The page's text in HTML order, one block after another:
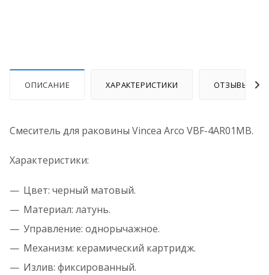
ОПИСАНИЕ ХАРАКТЕРИСТИКИ ОТЗЫВЫ
Смеситель для раковины Vincea Arco VBF-4AR01MB.
Характеристики:
Цвет: черный матовый.
Материал: латунь.
Управление: однорычажное.
Механизм: керамический картридж.
Излив: фиксированный.